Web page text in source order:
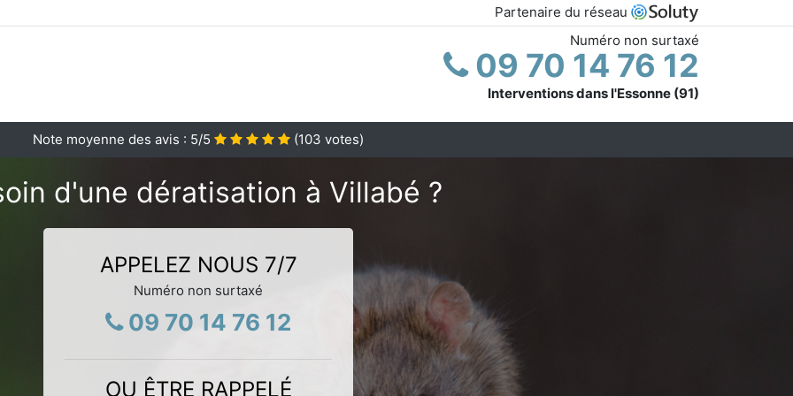
Partenaire du réseau
Numéro non surtaxé
09 70 14 76 12
Interventions dans l'Essonne (91)
Note moyenne des avis : 5/5 (103 votes)
d'une dératisation à Villabé ?
APPELEZ NOUS 7/7
Numéro non surtaxé
09 70 14 76 12
OU ÊTRE RAPPELÉ